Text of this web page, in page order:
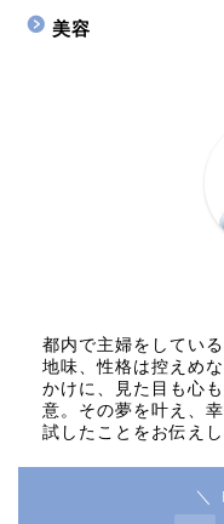
美容
都内で主婦をしてい
地味、性格は控えめ
かけに、見た目も心
意。その夢を叶え、
試したことをお伝え
＼